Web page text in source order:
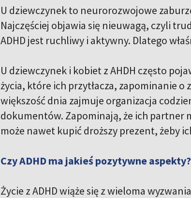
U dziewczynek to neurorozwojowe
Najczęściej objawia się nieuwagą, czyli
ADHD jest ruchliwy i aktywny. Dlatego
U dziewczynek i kobiet z AHDH często
życia, które ich przytłacza, zapominanie o
większość dnia zajmuje organizacja
dokumentów. Zapominają, że ich partner
może nawet kupić droższy prezent, żeby
Czy ADHD ma jakieś pozytywne aspekty?
Życie z ADHD wiąże się z wieloma